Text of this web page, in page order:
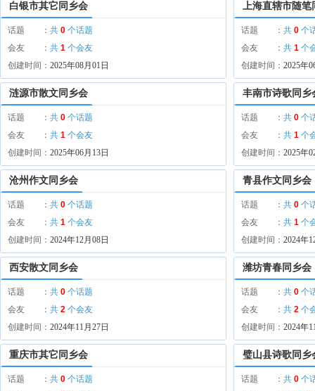
白银市其它同乡会
话题 ： 共 0 个话题
会友 ： 共 1 个会友
创建时间： 2025年08月01日
上海直辖市随笔
话题 ： 共 0 个
会友 ： 共 1 个
创建时间： 2025年
涟源市散文同乡会
话题 ： 共 0 个话题
会友 ： 共 1 个会友
创建时间： 2025年06月13日
丰南市诗歌同乡
话题 ： 共 0 个
会友 ： 共 1 个
创建时间： 2025年
沧州作文同乡会
话题 ： 共 0 个话题
会友 ： 共 1 个会友
创建时间： 2024年12月08日
青县作文同乡会
话题 ： 共 0 个
会友 ： 共 1 个
创建时间： 2024年
西安散文同乡会
话题 ： 共 0 个话题
会友 ： 共 2 个会友
创建时间： 2024年11月27日
潍坊青春同乡会
话题 ： 共 0 个
会友 ： 共 2 个
创建时间： 2024年
重庆市其它同乡会
话题 ： 共 0 个话题
璧山县诗歌同乡
话题 ： 共 0 个